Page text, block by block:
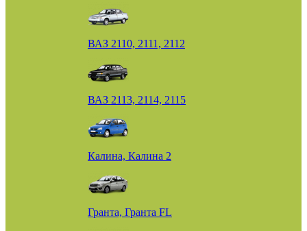
ВАЗ 2110, 2111, 2112
ВАЗ 2113, 2114, 2115
Калина, Калина 2
Гранта, Гранта FL